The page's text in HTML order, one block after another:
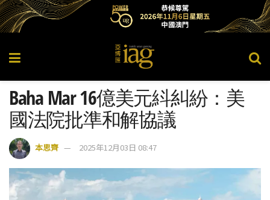
Baha Mar 16億美元紏糾紛：美
國法院批準和解協議
本思齊 2025年12月03日 08:47